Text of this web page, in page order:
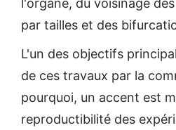
l'organe, du voisinage
par tailles et des
L'un des objectifs
de ces travaux par la
pourquoi, un accent est
reproductibilité des